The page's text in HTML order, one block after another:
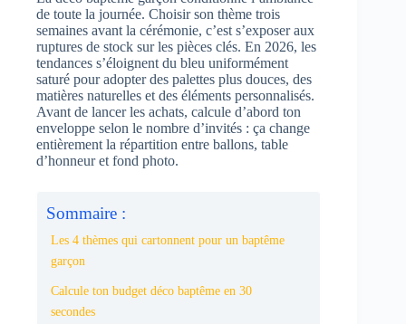
de toute la journée. Choisir son thème trois
semaines avant la cérémonie, c’est s’exposer aux
ruptures de stock sur les pièces clés. En 2026, les
tendances s’éloignent du bleu uniformément
saturé pour adopter des palettes plus douces, des
matières naturelles et des éléments personnalisés.
Avant de lancer les achats, calcule d’abord ton
enveloppe selon le nombre d’invités : ça change
entièrement la répartition entre ballons, table
d’honneur et fond photo.
Sommaire :
Les 4 thèmes qui cartonnent pour un baptême
garçon
Calcule ton budget déco baptême en 30
secondes